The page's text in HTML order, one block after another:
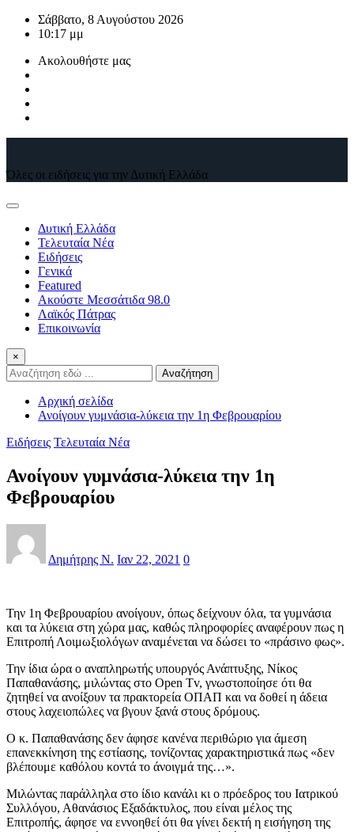
ΜετάβασηΣάββατο, 8 Αυγούστου 2026
10:17 μμ
Ακολουθήστε μας
Όλες οι ειδήσεις για την Δυτική Ελλάδα
Δυτική Ελλάδα
Τελευταία Νέα
Ειδήσεις
Γενικά
Featured
Ακούστε Μεσσάτιδα 98.0
Λαϊκός Πάτρας
Επικοινωνία
×
Αναζήτηση
Αρχική σελίδα
Ανοίγουν γυμνάσια-λύκεια την 1η Φεβρουαρίου
Ειδήσεις Τελευταία Νέα
Ανοίγουν γυμνάσια-λύκεια την 1η
Φεβρουαρίου
Δημήτρης Ν. Ιαν 22, 2021 0
Την 1η Φεβρουαρίου ανοίγουν, όπως δείχνουν όλα, τα γυμνάσια
και τα λύκεια στη χώρα μας, καθώς πληροφορίες αναφέρουν πως η
Επιτροπή Λοιμωξιολόγων αναμένεται να δώσει το «πράσινο φως».
Την ίδια ώρα ο αναπληρωτής υπουργός Ανάπτυξης, Νίκος
Παπαθανάσης, μιλώντας στο Open Tv, γνωστοποίησε ότι θα
ζητηθεί να ανοίξουν τα πρακτορεία ΟΠΑΠ και να δοθεί η άδεια
στους λαχειοπώλες να βγουν ξανά στους δρόμους.
Ο κ. Παπαθανάσης δεν άφησε κανένα περιθώριο για άμεση
επανεκκίνηση της εστίασης, τονίζοντας χαρακτηριστικά πως «δεν
βλέπουμε καθόλου κοντά το άνοιγμά της…».
Μιλώντας παράλληλα στο ίδιο κανάλι κι ο πρόεδρος του Ιατρικού
Συλλόγου, Αθανάσιος Εξαδάκτυλος, που είναι μέλος της
Επιτροπής, άφησε να εννοηθεί ότι θα γίνει δεκτή η εισήγηση της